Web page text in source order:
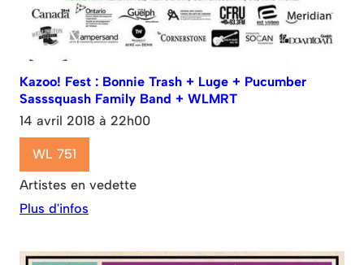
Kazoo! Fest : Bonnie Trash + Luge + Pucumber
Sasssquash Family Band + WLMRT
14 avril 2018 à 22h00
WL 751
Artistes en vedette
Plus d'infos